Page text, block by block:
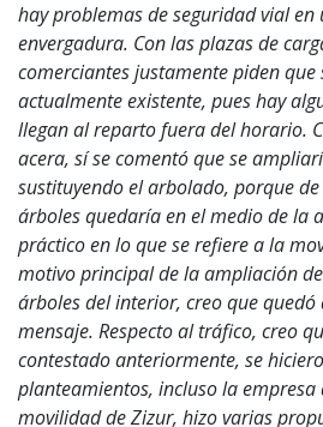
hay problemas de seguridad vial
envergadura. Con las plazas de
comerciantes justamente piden
actualmente existente, pues hay
llegan al reparto fuera del horario.
acera, sí se comentó que se
sustituyendo el arbolado, porque
árboles quedaría en el medio de la
práctico en lo que se refiere a la
motivo principal de la ampliación
árboles del interior, creo que
mensaje. Respecto al tráfico, creo
contestado anteriormente, se
planteamientos, incluso la
movilidad de Zizur, hizo varias